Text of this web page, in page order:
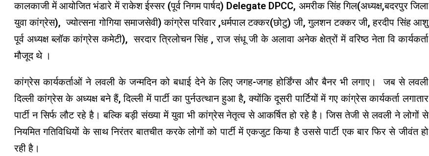
कालकाजी में आयोजित भंडारे में राकेश ईस्सर (पूर्व निगम पार्षद) Delegate DPCC, अमरीक सिंह गिल(अध्यक्ष,बदरपुर जिला
युवा कांग्रेस), ज्योत्सना गोगिया समाजसेवी) कांग्रेस परिवार ,धर्मपाल टक्कर(छोटु) जी, गुलशन टक्कर जी, हरदीप सिंह आशु
पूर्व अध्यक्ष ब्लॉक कांग्रेस कमेटी), सरदार त्रिलोचन सिंह , राज संधू जी के अलावा अनेक क्षेत्रों में वरिष्ठ नेता वि कार्यकर्ता
मौजूद थे ।
कांग्रेस कार्यकर्ताओं ने लवली के जन्मदिन को बधाई देने के लिए जगह-जगह होर्डिंग्स और बैनर भी लगाए। जब से लवली
दिल्ली कांग्रेस के अध्यक्ष बने हैं, दिल्ली में पार्टी का पुर्नउत्थान हुआ है, क्योंकि दूसरी पार्टियों में गए कांग्रेस कार्यकर्ता लगातार
पार्टी न सिर्फ लौट रहे है। बल्कि बड़ी संख्या में युवा भी कांग्रेस नेतृत्व से आकर्षित हो रहे है। जिस तेजी से लवली ने लोगों से
नियमित गतिविधियों के साथ निरंतर बातचीत करके लोगों को पार्टी में एकजुट किया है उससे पार्टी एक बार फिर से जीवंत हो
रही है।